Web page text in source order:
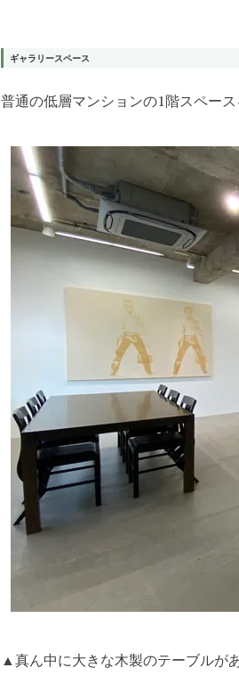
ギャラリースペース
普通の低層マンションの1階スペー
▲真ん中に大きな木製のテーブルが